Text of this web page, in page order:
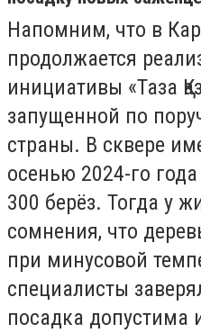
Напомним, что в
продолжается
инициативы «Таза
запущенной по
страны. В сквере
осенью 2024-го
300 берёз. Тогда у
сомнения, что
при минусовой
специалисты
посадка допустима